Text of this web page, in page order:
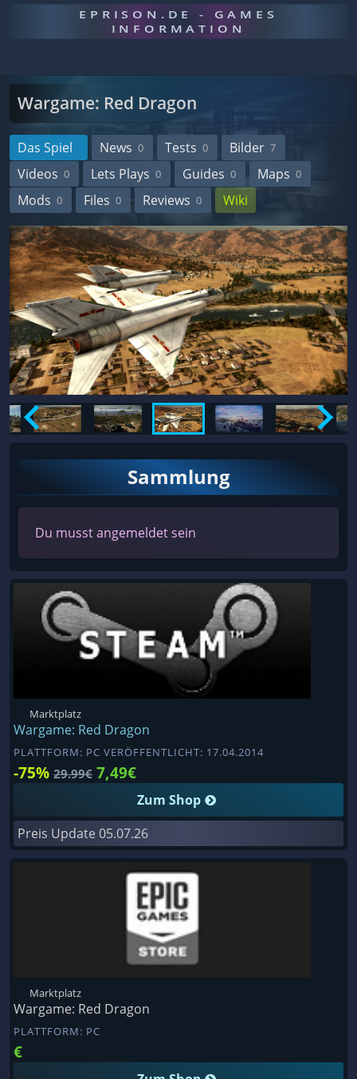
EPRISON.DE - GAMES
INFORMATION
Wargame: Red Dragon
Das Spiel News 0 Tests 0 Bilder 7
Videos 0 Lets Plays 0 Guides 0 Maps 0
Mods 0 Files 0 Reviews 0 Wiki
Sammlung
Du musst angemeldet sein
Marktplatz
Wargame: Red Dragon
PLATTFORM: PC VERÖFFENTLICHT: 17.04.2014
-75% 29.99€ 7,49€
Zum Shop
Preis Update 05.07.26
Marktplatz
Wargame: Red Dragon
PLATTFORM: PC
€